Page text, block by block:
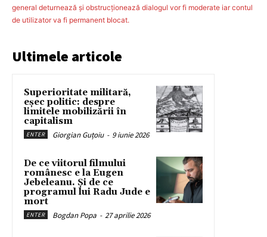
general deturnează şi obstrucţionează dialogul vor fi moderate iar contul
de utilizator va fi permanent blocat.
Ultimele articole
Superioritate militară,
eșec politic: despre
limitele mobilizării în
capitalism
ENTER Giorgian Guțoiu - 9 iunie 2026
De ce viitorul filmului
românesc e la Eugen
Jebeleanu. Și de ce
programul lui Radu Jude e
mort
ENTER Bogdan Popa - 27 aprilie 2026